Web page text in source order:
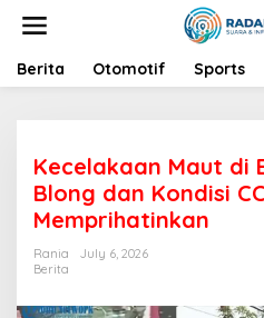
t
Berita Otomotif Sports
Kecelakaan Maut di
Blong dan Kondisi
Memprihatinkan
Rania
July 6, 2026
Berita